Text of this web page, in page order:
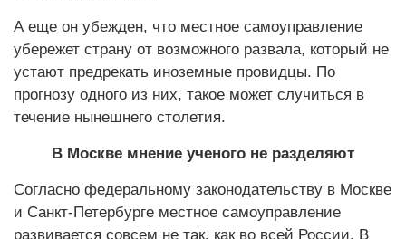
А еще он убежден, что местное самоуправление
убережет страну от возможного развала, который не
устают предрекать иноземные провидцы. По
прогнозу одного из них, такое может случиться в
течение нынешнего столетия.
В Москве мнение ученого не разделяют
Согласно федеральному законодательству в Москве
и Санкт-Петербурге местное самоуправление
развивается совсем не так, как во всей России. В